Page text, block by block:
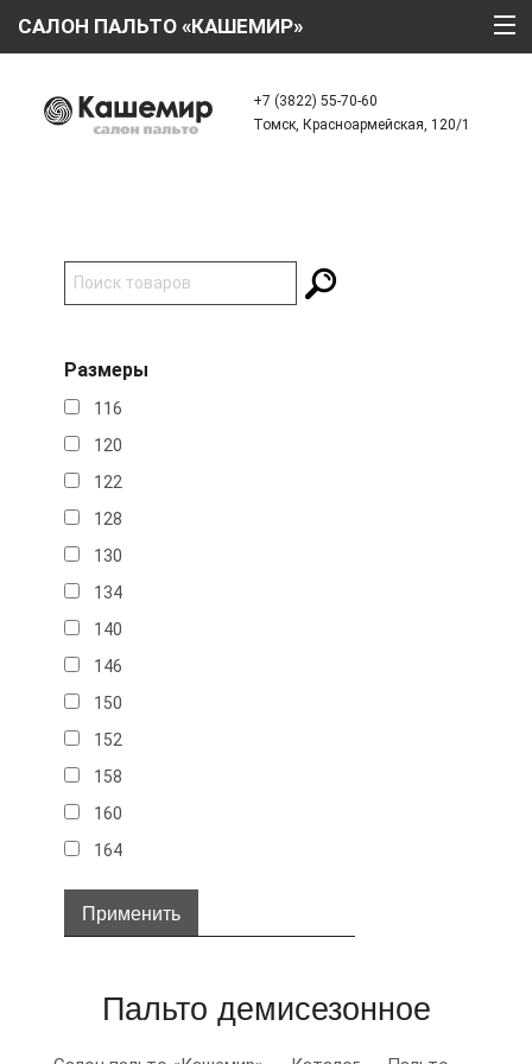
+7 (3822) 55-70-60
Томск, Красноармейская, 120/1
САЛОН ПАЛЬТО «КАШЕМИР»
О КОМПАНИИ
АКЦИИ
КОНТАКТЫ
Размеры
116
120
122
128
130
134
140
146
150
152
158
160
164
32
34
38
Пальто демисезонное